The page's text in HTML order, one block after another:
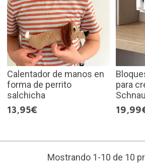
Calentador de manos en
forma de perrito
salchicha
13,95€
para
Mostrando 1-10 de 10